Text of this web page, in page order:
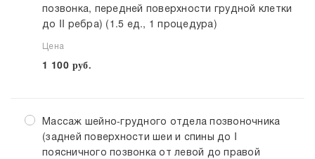
позвонка, передней поверхности грудной клетки
до II ребра) (1.5 ед., 1 процедура)
Цена
1 100 руб.
Массаж шейно-грудного отдела позвоночника
(задней поверхности шеи и спины до I
поясничного позвонка от левой до правой